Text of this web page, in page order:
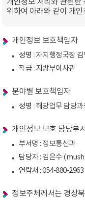
개인정보 처리와 관련한
위하여 아래와 같이 개
개인정보 보호책임자
성명 : 자치행정국장
직급 : 지방부이사관
분야별 보호책임자
성명 : 해당업무 담당
개인정보 보호 담당부서
부서명 : 정보통신과
담당자 : 김은수
연락처 : 054-880-
정보주체께서는 경상